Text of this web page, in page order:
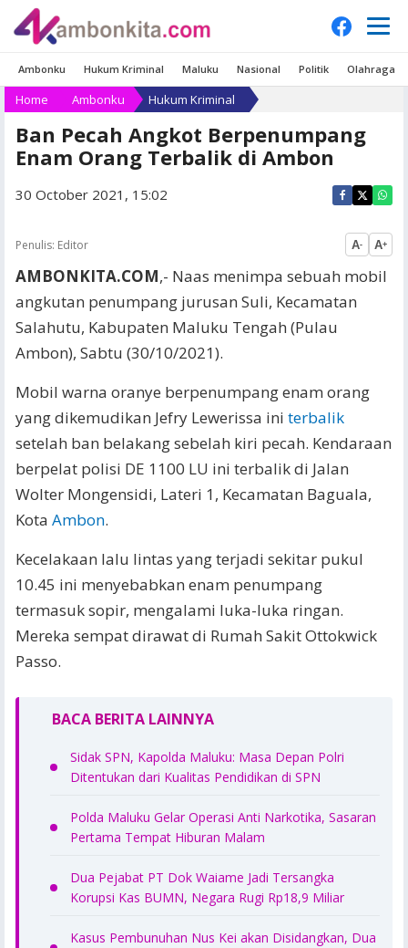
Ambonku Hukum Kriminal Maluku Nasional Politik Olahraga
Home Ambonku Hukum Kriminal
Ban Pecah Angkot Berpenumpang
Enam Orang Terbalik di Ambon
30 October 2021, 15:02
Penulis: Editor A- A+
AMBONKITA.COM,- Naas menimpa sebuah mobil
angkutan penumpang jurusan Suli, Kecamatan
Salahutu, Kabupaten Maluku Tengah (Pulau
Ambon), Sabtu (30/10/2021).
Mobil warna oranye berpenumpang enam orang
yang dikemudikan Jefry Lewerissa ini terbalik
setelah ban belakang sebelah kiri pecah. Kendaraan
berpelat polisi DE 1100 LU ini terbalik di Jalan
Wolter Mongensidi, Lateri 1, Kecamatan Baguala,
Kota Ambon.
Kecelakaan lalu lintas yang terjadi sekitar pukul
10.45 ini menyebabkan enam penumpang
termasuk sopir, mengalami luka-luka ringan.
Mereka sempat dirawat di Rumah Sakit Ottokwick
Passo.
BACA BERITA LAINNYA
Sidak SPN, Kapolda Maluku: Masa Depan Polri
Ditentukan dari Kualitas Pendidikan di SPN
Polda Maluku Gelar Operasi Anti Narkotika, Sasaran
Pertama Tempat Hiburan Malam
Dua Pejabat PT Dok Waiame Jadi Tersangka
Korupsi Kas BUMN, Negara Rugi Rp18,9 Miliar
Kasus Pembunuhan Nus Kei akan Disidangkan, Dua